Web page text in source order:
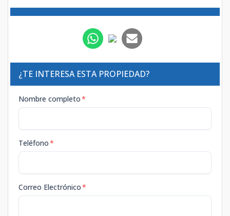
¿TE INTERESA ESTA PROPIEDAD?
Nombre completo*
Teléfono*
Correo Electrónico*